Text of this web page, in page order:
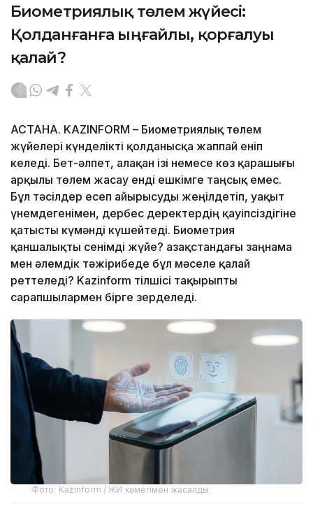
Биометриялық төлем жүйесі:
Қолданғанға ыңғайлы, қорғалуы
қалай?
АСТАНА. KAZINFORM – Биометриялық төлем
жүйелері күнделікті қолданысқа жаппай еніп
келеді. Бет-әлпет, алақан ізі немесе көз қарашығы
арқылы төлем жасау енді ешкімге таңсық емес.
Бұл тәсілдер есеп айырысуды жеңілдетіп, уақыт
үнемдегенімен, дербес деректердің қауіпсіздігіне
қатысты күмәнді күшейтеді. Биометрия
қаншалықты сенімді жүйе? Қазақстандағы заңнама
мен әлемдік тәжірибеде бұл мәселе қалай
реттеледі? Kazinform тілшісі тақырыпты
сарапшылармен бірге зерделеді.
Фото: Kazinform / ЖИ көмегімен жасалды